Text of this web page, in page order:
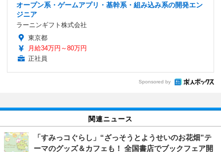
オープン系・ゲームアプリ・基幹系・組み込み系の開発エン
ジニア
ラーニンギフト株式会社
東京都
月給34万円～80万円
正社員
Sponsored by
関連ニュース
「すみっコぐらし」“ざっそうとようせいのお花畑”テ
ーマのグッズ＆カフェも！ 全国書店でブックフェア開